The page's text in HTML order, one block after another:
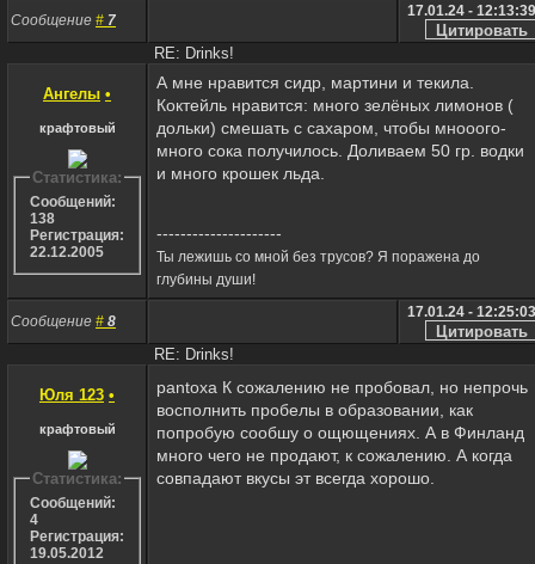
Сообщение # 7
17.01.24 - 12:13:39
RE: Drinks!
Ангелы •
крафтовый
Статистика:
Сообщений:
138
Регистрация:
22.12.2005
А мне нравится сидр, мартини и текила.
Коктейль нравится: много зелёных лимонов (
дольки) смешать с сахаром, чтобы мнооого-
много сока получилось. Доливаем 50 гр. водки
и много крошек льда.
---------------------
Ты лежишь со мной без трусов? Я поражена до
глубины души!
Сообщение # 8
17.01.24 - 12:25:03
RE: Drinks!
Юля 123 •
крафтовый
Статистика:
Сообщений:
4
Регистрация:
19.05.2012
pantoxa К сожалению не пробовал, но непрочь
восполнить пробелы в образовании, как
попробую сообшу о ощющениях. А в Финланд
много чего не продают, к сожалению. А когда
совпадают вкусы эт всегда хорошо.